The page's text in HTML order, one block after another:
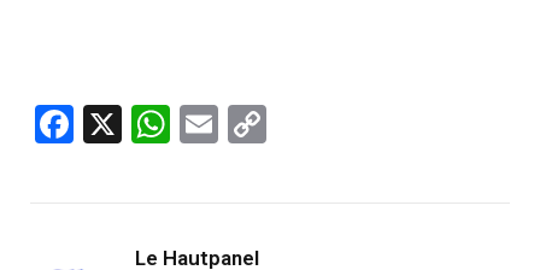
Facebook
X WhatsApp
Email
Le Hautpanel